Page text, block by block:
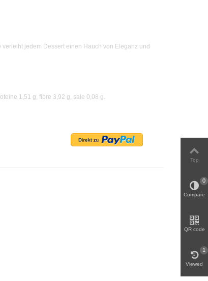
jedem Dessert einen Hauch von Eleganz und
1,51 g, fibre 3,92 g, sale 0,08 g.
Top
Compare
0
QR code
Viewed
1